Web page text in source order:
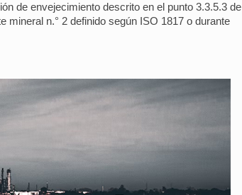
de envejecimiento descrito en el punto 3.3.5.3 de
mineral n.° 2 definido según ISO 1817 o durante